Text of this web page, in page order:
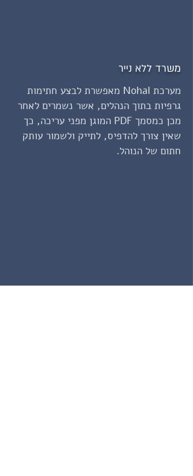
משרד ללא נייר
מערכת Nohal מאפשרת לבצע חתימות
גרפיות בתוך הנהלים, אשר נשמרים לאחר
מכן כמסמך PDF המוגן מפני עריכה, כך
שאין צורך להדפיס, לתייק ולשמור עותק
חתום של הנוהל.